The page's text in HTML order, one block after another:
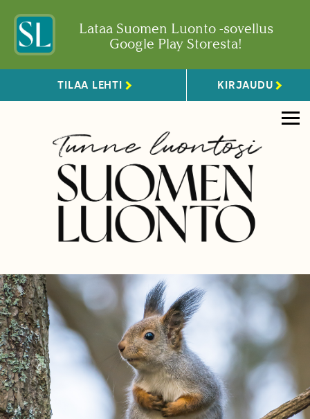
Lataa Suomen Luonto -sovellus
Google Play Storesta!
TILAA LEHTI KIRJAUDU